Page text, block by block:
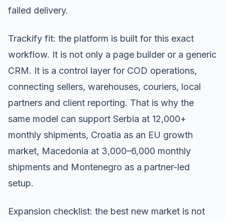
failed delivery.
Trackify fit: the platform is built for this exact
workflow. It is not only a page builder or a generic
CRM. It is a control layer for COD operations,
connecting sellers, warehouses, couriers, local
partners and client reporting. That is why the
same model can support Serbia at 12,000+
monthly shipments, Croatia as an EU growth
market, Macedonia at 3,000–6,000 monthly
shipments and Montenegro as a partner-led
setup.
Expansion checklist: the best new market is not